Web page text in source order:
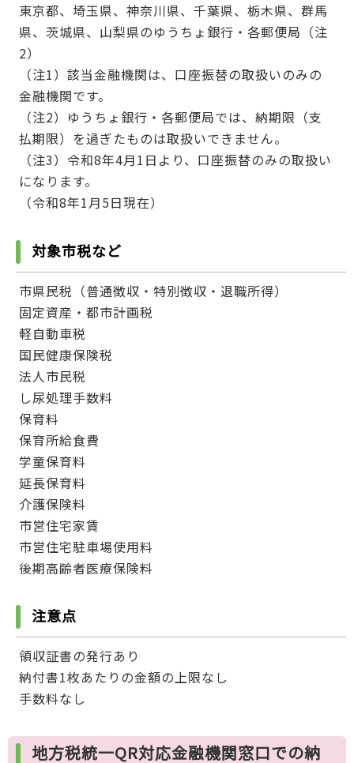
東京都、埼玉県、神奈川県、千葉県、栃木県、群馬
県、茨城県、山梨県のゆうちょ銀行・各郵便局（注
2）
（注1）該当金融機関は、口座振替の取扱いのみの
金融機関です。
（注2）ゆうちょ銀行・各郵便局では、納期限（支
払期限）を過ぎたものは取扱いできません。
（注3）令和8年4月1日より、口座振替のみの取扱い
になります。
（令和8年1月5日現在）
対象市税など
市県民税（普通徴収・特別徴収・退職所得）
固定資産・都市計画税
軽自動車税
国民健康保険税
法人市民税
し尿処理手数料
保育料
保育所給食費
学童保育料
延長保育料
介護保険料
市営住宅家賃
市営住宅駐車場使用料
後期高齢者医療保険料
注意点
領収証書の発行あり
納付書1枚あたりの金額の上限なし
手数料なし
地方税統一QR対応金融機関窓口での納